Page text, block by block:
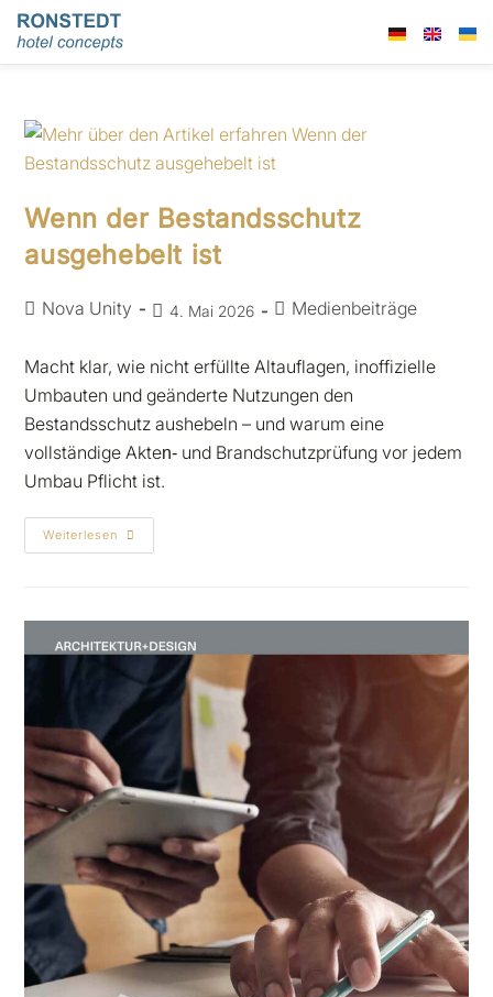
Wenn der Bestandsschutz
ausgehebelt ist
Nova Unity 4. Mai 2026 Medienbeiträge
Macht klar, wie nicht erfüllte Altauflagen, inoffizielle
Umbauten und geänderte Nutzungen den
Bestandsschutz aushebeln – und warum eine
vollständige Akten‑ und Brandschutzprüfung vor jedem
Umbau Pflicht ist.
Weiterlesen